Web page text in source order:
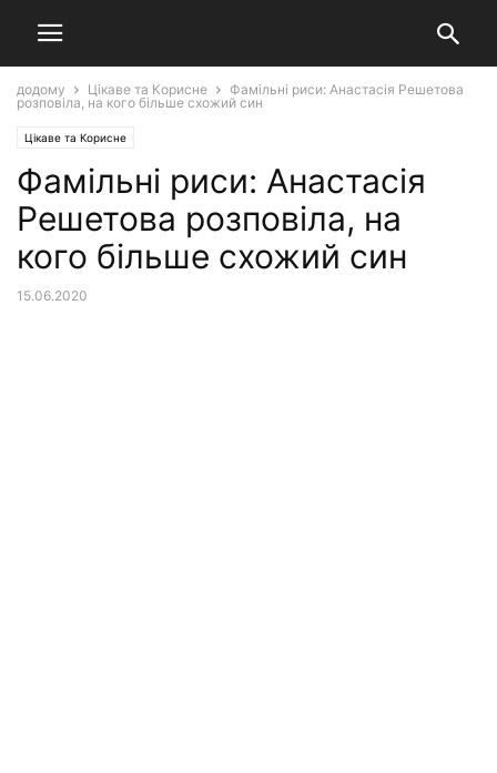
додому Цікаве та Корисне
Фамільні риси: Анастасія Решетова
розповіла, на кого більше схожий син
Цікаве та Корисне
Фамільні риси: Анастасія
Решетова розповіла, на
кого більше схожий син
15.06.2020